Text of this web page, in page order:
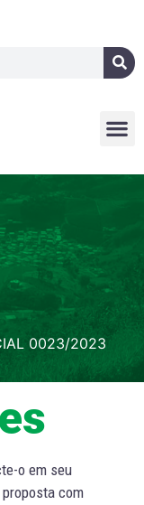
0023/2023
o em seu
com